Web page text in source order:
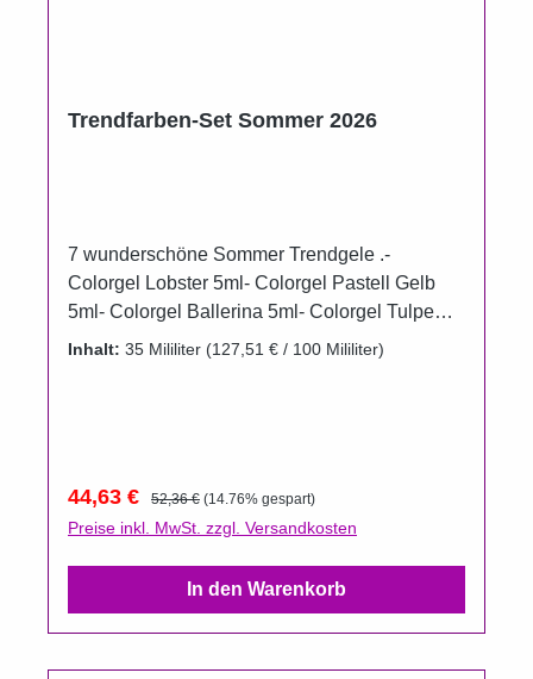
Trendfarben-Set Sommer 2026
7 wunderschöne Sommer Trendgele .-
Colorgel Lobster 5ml- Colorgel Pastell Gelb
5ml- Colorgel Ballerina 5ml- Colorgel Tulpe
5ml- Colorgel Cream 5ml- Colorgel Soft 5ml-
Sekunden (Die Aushärtungszeit kann aber je
nach Leistung der Lampe variieren).
Inhalt: 35 Mililiter (127,51 € / 100 Mililiter)
Verkaufspreis:
44,63 € Regulärer Preis:
52,36 € (14.76% gespart)
Preise inkl. MwSt. zzgl. Versandkosten
In den Warenkorb